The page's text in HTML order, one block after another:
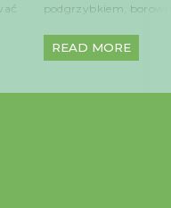
podgrzybkiem,
Żabka na terenie
wyróżnia się
kuchnią domową.
READ MORE